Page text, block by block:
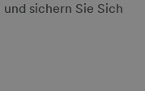
sichern Sie Sich